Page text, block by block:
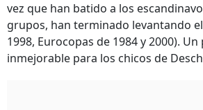
vez que han batido a los
grupos, han terminado levantando
1998, Eurocopas de 1984 y 2000).
inmejorable para los chicos de